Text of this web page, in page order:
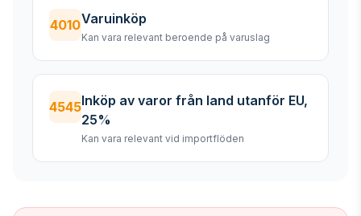
4010Varuinköp
Kan vara relevant beroende på varuslag
4545Inköp av varor från land utanför EU,
25%
Kan vara relevant vid importflöden